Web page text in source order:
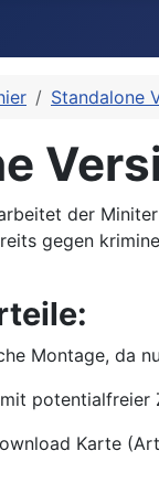
Standalone
der
gegen
Montage, da
potentialfreier
Karte